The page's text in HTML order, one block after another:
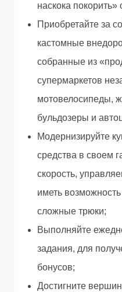
наскока
Приобретайте за
кастомные
собранные из
супермаркетов
мотовелосипеды,
бульдозеры и
Модернизируйте
средства в своем
скорость,
иметь
сложные трюки;
Выполняйте
задания, для
бонусов;
Достигните